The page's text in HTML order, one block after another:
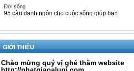
Đời sống
95 câu danh ngôn cho cuộc sống giúp bạn
GIỚI THIỆU
Chào mừng quý vị ghé thăm website